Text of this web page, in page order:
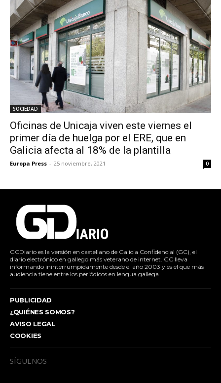
SOCIEDAD
Oficinas de Unicaja viven este viernes el
primer día de huelga por el ERE, que en
Galicia afecta al 18% de la plantilla
Europa Press - 25 noviembre, 2021 0
GCDiario es la versión en castellano de Galicia Confidencial (GC), el
diario electrónico en gallego más veterano de internet. GC lleva
informando ininterrumpidamente desde el año 2003 y es el que más
audiencia tiene entre los periódicos en lengua gallega.
PUBLICIDAD
¿QUIÉNES SOMOS?
AVISO LEGAL
COOKIES
SÍGUENOS